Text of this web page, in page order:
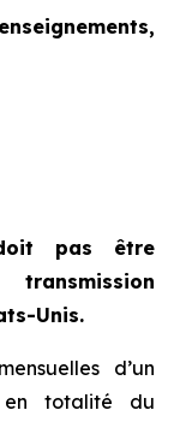
pas être
Unis.
d’un
en totalité du